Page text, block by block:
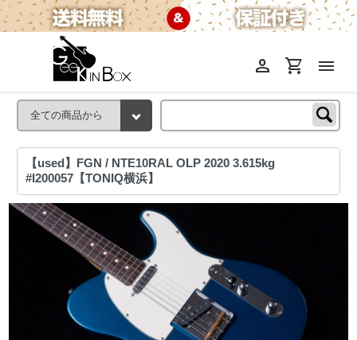
menu
shopping_cart
person
【used】FGN / NTE10RAL OLP 2020 3.615kg
#I200057【TONIQ横浜】